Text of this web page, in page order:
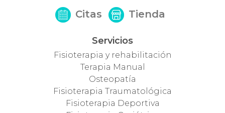
Citas Tienda
Servicios
Fisioterapia y rehabilitación
Terapia Manual
Osteopatía
Fisioterapia Traumatológica
Fisioterapia Deportiva